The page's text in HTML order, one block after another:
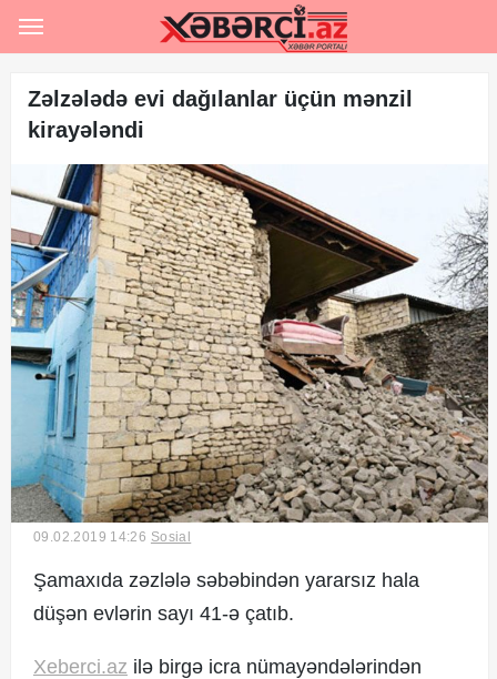
Rəsmi
Hərbi
Hadisə
Siyasət
Sosial
İqtisadiyyat
Şou-biznes
İdman
Maraqlı
© 2017. Xəbərçi.az
Created by Netservice.az
Zəlzələdə evi dağılanlar üçün mənzil
kirayələndi
09.02.2019 14:26 Sosial
Şamaxıda zəzlələ səbəbindən yararsız hala
düşən evlərin sayı 41-ə çatıb.
Xeberci.az ilə birgə icra nümayəndələrindən